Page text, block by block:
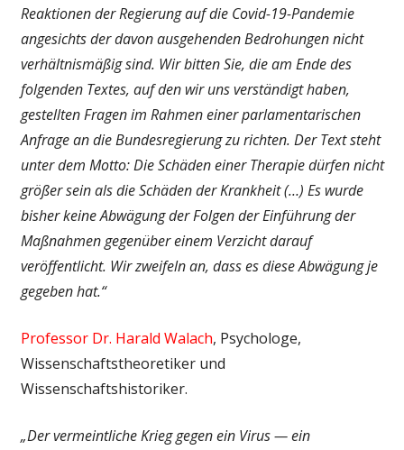
Reaktionen der Regierung auf die Covid-19-Pandemie
angesichts der davon ausgehenden Bedrohungen nicht
verhältnismäßig sind. Wir bitten Sie, die am Ende des
folgenden Textes, auf den wir uns verständigt haben,
gestellten Fragen im Rahmen einer parlamentarischen
Anfrage an die Bundesregierung zu richten. Der Text steht
unter dem Motto: Die Schäden einer Therapie dürfen nicht
größer sein als die Schäden der Krankheit (…) Es wurde
bisher keine Abwägung der Folgen der Einführung der
Maßnahmen gegenüber einem Verzicht darauf
veröffentlicht. Wir zweifeln an, dass es diese Abwägung je
gegeben hat.“
Professor Dr. Harald Walach, Psychologe,
Wissenschaftstheoretiker und
Wissenschaftshistoriker.
„Der vermeintliche Krieg gegen ein Virus — ein